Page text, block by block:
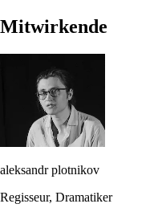
Mitwirkende
aleksandr plotnikov
Regisseur, Dramatiker